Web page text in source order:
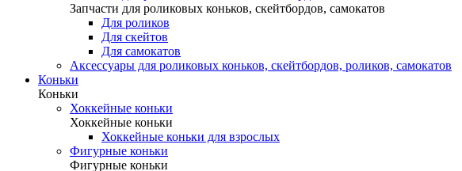
Запчасти для роликовых коньков, скейтбордов, самокатов
Для роликов
Для скейтов
Для самокатов
Аксессуары для роликовых коньков, скейтбордов, роликов, самокатов
Коньки
Коньки
Хоккейные коньки
Хоккейные коньки
Хоккейные коньки для взрослых
Фигурные коньки
Фигурные коньки